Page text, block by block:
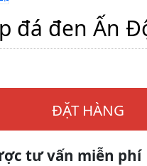
đá đen Ấn
ĐẶT HÀNG
tư vấn miễn phí